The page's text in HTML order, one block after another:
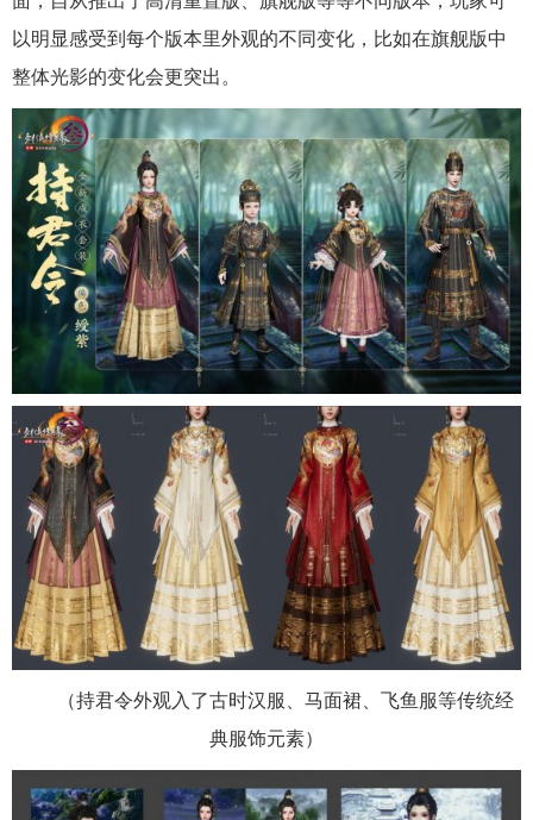
以明显感受到每个版本里外观的不同变化，比如在旗舰版中
整体光影的变化会更突出。
（持君令外观入了古时汉服、马面裙、飞鱼服等传统经
典服饰元素）